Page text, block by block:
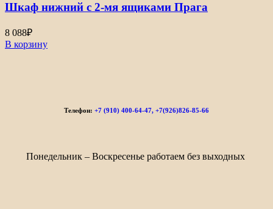
Шкаф нижний с 2-мя ящиками Прага
8 088₽
В корзину
Телефон: +7 (910) 400-64-47, +7(926)826-85-66
Понедельник – Воскресенье работаем без выходных